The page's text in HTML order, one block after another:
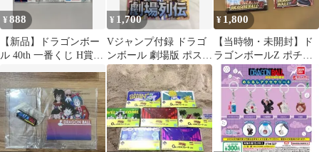
¥888
【新品】ドラゴンボー
ル 40th 一番くじ H賞
¥ 1,700
Vジャンプ付録 ドラゴ
ンボール 劇場版 ポスト
カード大全
¥ 1,800
【当時物・未開封】ド
ラゴンボールZ ポチ袋
2柄セット